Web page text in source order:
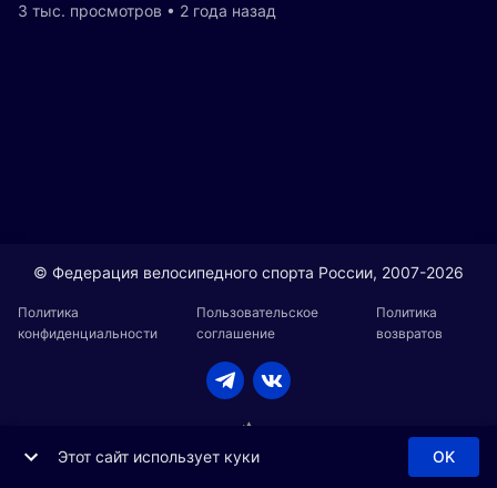
3 тыс. просмотров • 2 года назад
© Федерация велосипедного спорта России, 2007-2026
Политика
конфиденциальности
Пользовательское
соглашение
Политика
возвратов
Этот сайт использует куки OK